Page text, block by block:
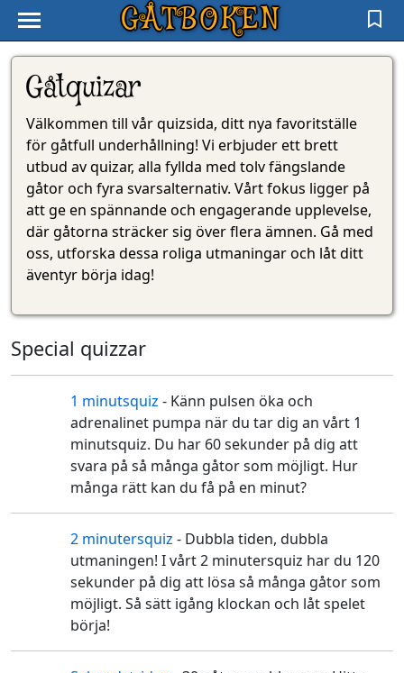
GÅTBOKEN
Gåtquizar
Välkommen till vår quizsida, ditt nya favoritställe
för gåtfull underhållning! Vi erbjuder ett brett
utbud av quizar, alla fyllda med tolv fängslande
gåtor och fyra svarsalternativ. Vårt fokus ligger på
att ge en spännande och engagerande upplevelse,
där gåtorna sträcker sig över flera ämnen. Gå med
oss, utforska dessa roliga utmaningar och låt ditt
äventyr börja idag!
Special quizzar
1 minutsquiz - Känn pulsen öka och
adrenalinet pumpa när du tar dig an vårt 1
minutsquiz. Du har 60 sekunder på dig att
svara på så många gåtor som möjligt. Hur
många rätt kan du få på en minut?
2 minutersquiz - Dubbla tiden, dubbla
utmaningen! I vårt 2 minutersquiz har du 120
sekunder på dig att lösa så många gåtor som
möjligt. Så sätt igång klockan och låt spelet
börja!